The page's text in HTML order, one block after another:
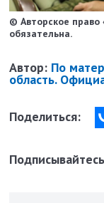
© Авторское право
обязательна.
Автор: По
область.
Поделиться: